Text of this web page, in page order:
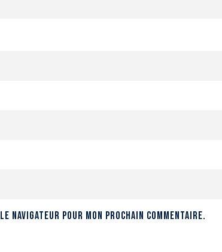
navigateur pour mon prochain commentaire.